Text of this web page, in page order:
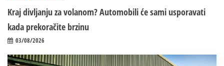
Kraj divljanju za volanom? Automobili će sami usporavati
kada prekoračite brzinu
03/08/2026